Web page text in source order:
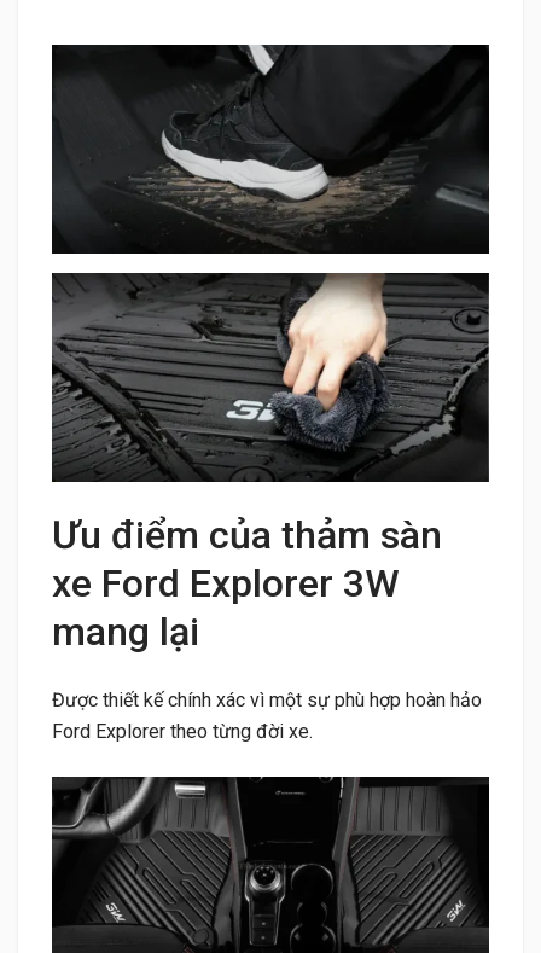
Ưu điểm của thảm sàn
xe Ford Explorer 3W
mang lại
Được thiết kế chính xác vì một sự phù hợp hoàn hảo
Ford Explorer theo từng đời xe.